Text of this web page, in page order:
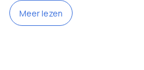
Meer lezen